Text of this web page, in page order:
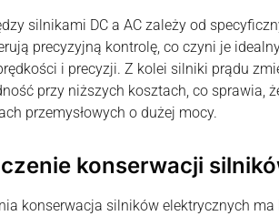
silnikami DC a AC zależy od
precyzyjną kontrolę, co czyni je
i precyzji. Z kolei silniki prądu
przy niższych kosztach, co sprawia,
przemysłowych o dużej mocy.
konserwacji
konserwacja silników elektrycznych